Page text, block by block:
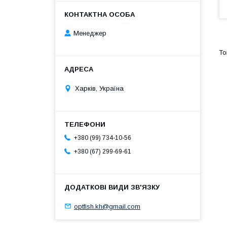
Менеджер
Харків, Україна
+380 (99) 734-10-56
+380 (67) 299-69-61
optfish.kh@gmail.com